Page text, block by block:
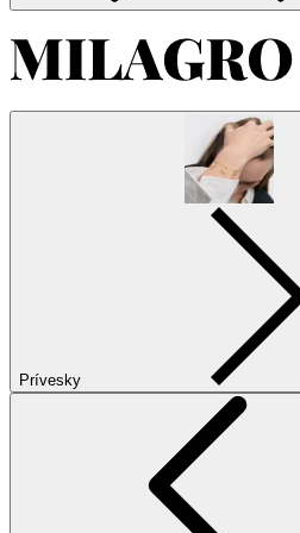
Prívesky